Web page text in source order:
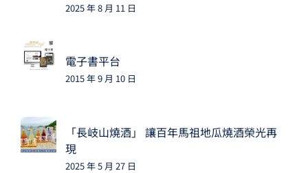
2025 年 8 月 11 日
電子書平台
2015 年 9 月 10 日
「長岐山燒酒」 讓百年馬祖地瓜燒酒榮光再
現
2025 年 5 月 27 日